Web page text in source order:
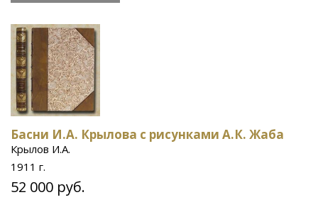
Басни И.А. Крылова с рисунками А.К. Жаба
Крылов И.А.
1911 г.
52 000 руб.